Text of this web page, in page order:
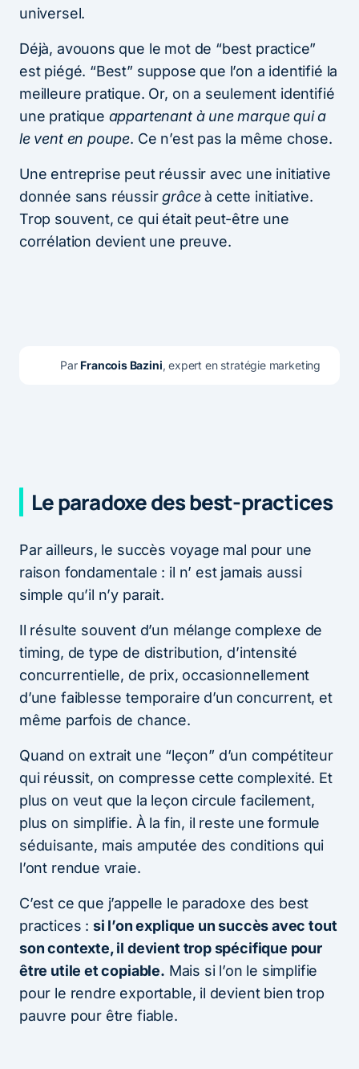
universel.
Déjà, avouons que le mot de “best practice”
est piégé. “Best” suppose que l’on a identifié la
meilleure pratique. Or, on a seulement identifié
une pratique appartenant à une marque qui a
le vent en poupe. Ce n’est pas la même chose.
Une entreprise peut réussir avec une initiative
donnée sans réussirgrâceà cette initiative.
Trop souvent, ce qui était peut-être une
corrélation devient une preuve.
Par Francois Bazini, expert en stratégie marketing
Le paradoxe des best-practices
Par ailleurs, le succès voyage mal pour une
raison fondamentale : il n’ est jamais aussi
simple qu’il n’y parait.
Il résulte souvent d’un mélange complexe de
timing, de type de distribution, d’intensité
concurrentielle, de prix, occasionnellement
d’une faiblesse temporaire d’un concurrent, et
même parfois de chance.
Quand on extrait une “leçon” d’un compétiteur
qui réussit, on compresse cette complexité. Et
plus on veut que la leçon circule facilement,
plus on simplifie. À la fin, il reste une formule
séduisante, mais amputée des conditions qui
l’ont rendue vraie.
C’est ce que j’appelle le paradoxe des best
practices : si l’on explique un succès avec tout
son contexte, il devient trop spécifique pour
être utile et copiable. Mais si l’on le simplifie
pour le rendre exportable, il devient bien trop
pauvre pour être fiable.